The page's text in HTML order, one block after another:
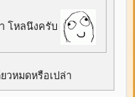
โหลนึงครับ
วหมดหรือเปล่า